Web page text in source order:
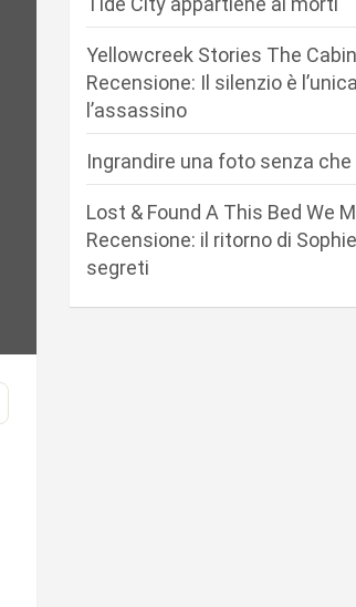
Yellowcreek Stories The
Recensione: Il silenzio è
l’assassino
Ingrandire una foto senza
Lost & Found A This Bed We
Recensione: il ritorno di
segreti